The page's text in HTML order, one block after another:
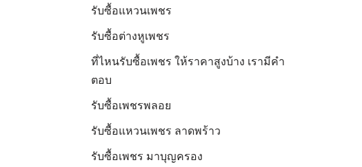
รับซื้อแหวนเพชร
รับซื้อต่างหูเพชร
ที่ไหนรับซื้อเพชร ให้ราคาสูงบ้าง เรามีคำ
ตอบ
รับซื้อเพชรพลอย
รับซื้อแหวนเพชร ลาดพร้าว
รับซื้อเพชร มาบุญครอง